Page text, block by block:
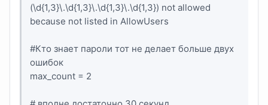
(\d{1,3}\.\d{1,3}\.\d{1,3}\.\d{1,3}) not allowed
because not listed in AllowUsers
#Кто знает пароли тот не делает больше двух
ошибок
max_count = 2